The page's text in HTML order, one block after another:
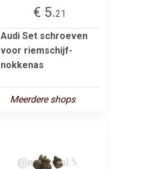
€ 5.21
Audi Set schroeven
voor riemschijf-
nokkenas
Meerdere shops